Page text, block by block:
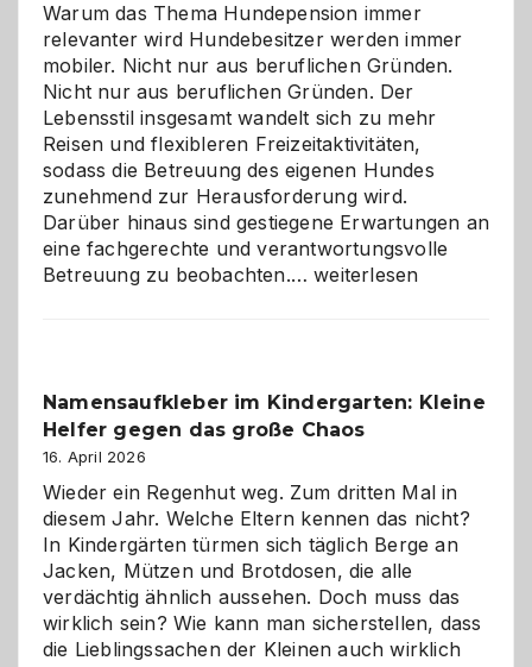
Warum das Thema Hundepension immer
relevanter wird Hundebesitzer werden immer
mobiler. Nicht nur aus beruflichen Gründen.
Nicht nur aus beruflichen Gründen. Der
Lebensstil insgesamt wandelt sich zu mehr
Reisen und flexibleren Freizeitaktivitäten,
sodass die Betreuung des eigenen Hundes
zunehmend zur Herausforderung wird.
Darüber hinaus sind gestiegene Erwartungen an
eine fachgerechte und verantwortungsvolle
Betreuung zu beobachten.…Betreuung
ist
eine
die
richtige
Wahl?
weiterlesen
Namensaufkleber im Kindergarten: Kleine
Helfer gegen das große Chaos
16. April 2026
Wieder ein Regenhut weg. Zum dritten Mal in
diesem Jahr. Welche Eltern kennen das nicht?
In Kindergärten türmen sich täglich Berge an
Jacken, Mützen und Brotdosen, die alle
verdächtig ähnlich aussehen. Doch muss das
wirklich sein? Wie kann man sicherstellen, dass
die Lieblingssachen der Kleinen auch wirklich